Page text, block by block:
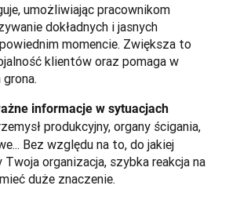
umożliwiając pracownikom
dokładnych i jasnych
momencie. Zwiększa to
klientów oraz pomaga w
informacje w sytuacjach
produkcyjny, organy ścigania,
Bez względu na to, do jakiej
organizacja, szybka reakcja na
duże znaczenie.